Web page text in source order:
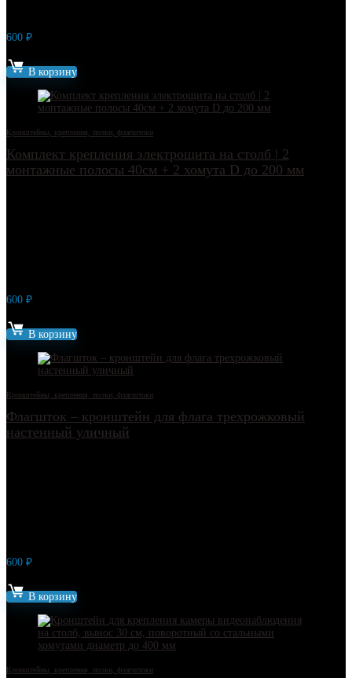
600 ₽
В корзину
Кронштейны, крепления, полки, флагштоки
Комплект крепления электрощита на столб | 2
монтажные полосы 40см + 2 хомута D до 200 мм
600 ₽
В корзину
Кронштейны, крепления, полки, флагштоки
Флагшток – кронштейн для флага трехрожковый
настенный уличный
600 ₽
В корзину
Кронштейны, крепления, полки, флагштоки